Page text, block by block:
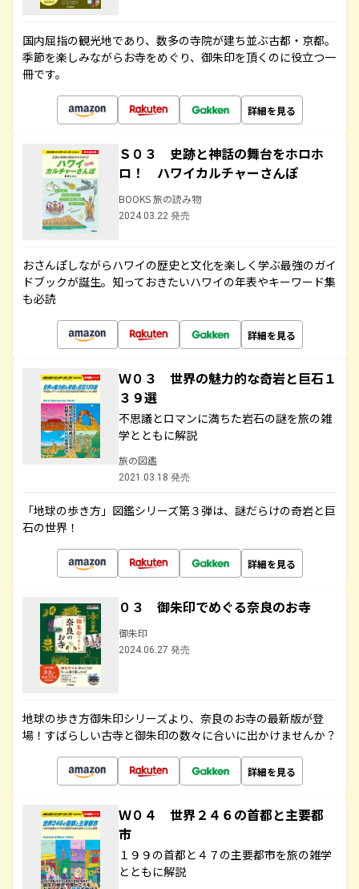
国内屈指の観光地であり、数多の寺院が建ち並ぶ古都・京都。
季節を楽しみながらお寺をめぐり、御朱印を頂くのに役立つ一
冊です。
詳細を見る
Ｓ０３ 史跡と神話の舞台をホロホ
ロ！ ハワイカルチャーさんぽ
BOOKS 旅の読み物
2024.03.22 発売
おさんぽしながらハワイの歴史と文化を楽しく学ぶ最強のガイ
ドブックが誕生。知っておきたいハワイの年表やキーワード集
も必読
詳細を見る
Ｗ０３ 世界の魅力的な奇岩と巨石１
３９選
不思議とロマンに満ちた岩石の謎を旅の雑
学とともに解説
旅の図鑑
2021.03.18 発売
「地球の歩き方」図鑑シリーズ第３弾は、謎だらけの奇岩と巨
石の世界！
詳細を見る
０３ 御朱印でめぐる奈良のお寺
御朱印
2024.06.27 発売
地球の歩き方御朱印シリーズより、奈良のお寺の最新版が登
場！すばらしい古寺と御朱印の数々に合いに出かけませんか？
詳細を見る
Ｗ０４ 世界２４６の首都と主要都
市
１９９の首都と４７の主要都市を旅の雑学
とともに解説